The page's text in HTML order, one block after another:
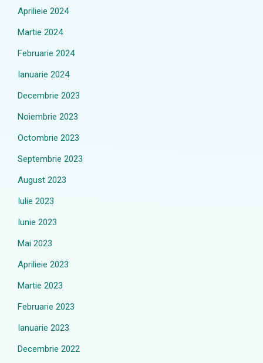
Aprilieie 2024
Martie 2024
Februarie 2024
Ianuarie 2024
Decembrie 2023
Noiembrie 2023
Octombrie 2023
Septembrie 2023
August 2023
Iulie 2023
Iunie 2023
Mai 2023
Aprilieie 2023
Martie 2023
Februarie 2023
Ianuarie 2023
Decembrie 2022